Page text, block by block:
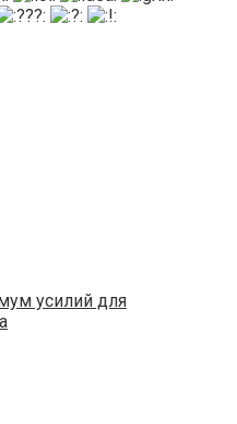
усилий для